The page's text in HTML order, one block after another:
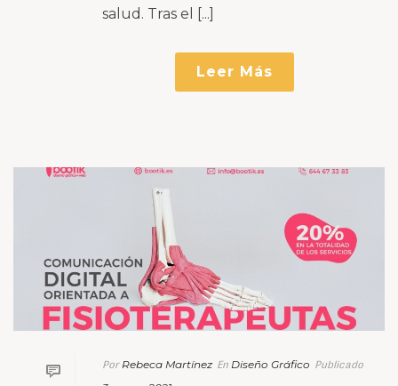
salud. Tras el [...]
Leer Más
Por Rebeca Martínez En Diseño Gráfico Publicado